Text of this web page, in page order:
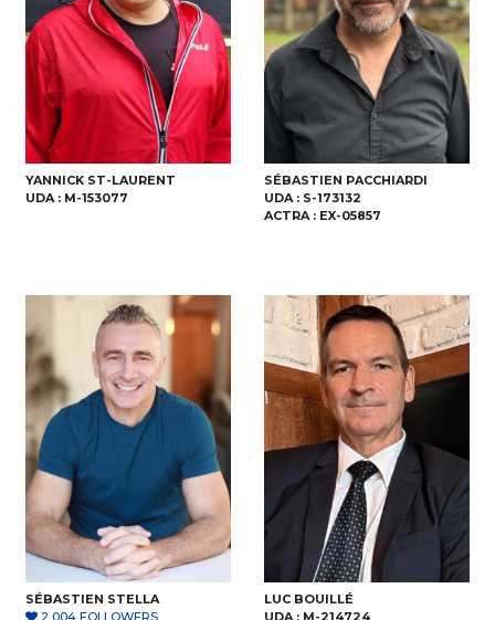
YANNICK ST-LAURENT
UDA : M-153077
SÉBASTIEN PACCHIARDI
UDA : S-173132
ACTRA : EX-05857
SÉBASTIEN STELLA
2 004 FOLLOWERS
LUC BOUILLÉ
UDA : M-214724